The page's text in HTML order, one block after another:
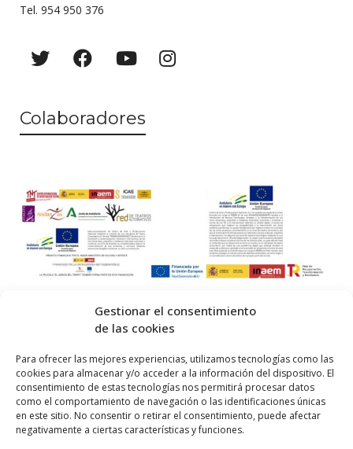
Gestionar el consentimiento
de las cookies
Para ofrecer las mejores experiencias, utilizamos tecnologías como las
cookies para almacenar y/o acceder a la información del dispositivo. El
consentimiento de estas tecnologías nos permitirá procesar datos
como el comportamiento de navegación o las identificaciones únicas
en este sitio. No consentir o retirar el consentimiento, puede afectar
negativamente a ciertas características y funciones.
Tel. 954 950 376
Colaboradores
by QM.
Inicio